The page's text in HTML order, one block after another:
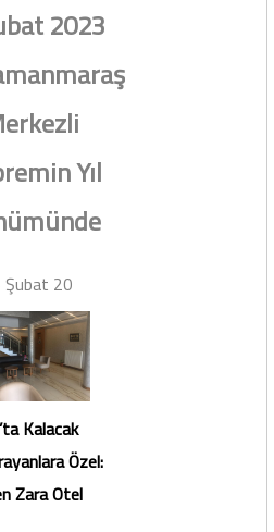
2023
Yıl
20
Kalacak
Özel:
Zara Otel